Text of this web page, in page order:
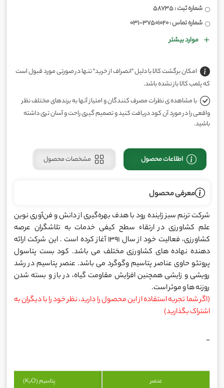
شماره ثبت : 58735
شماره تماس : 37501020-031
موارد بیشتر
امکان برگشت کالا با دلیل "انصراف از خرید" تنها در صورتی مورد قبول است
که پلمب کالا باز نشده باشد.
با مشاهده ی نظرات مصرف کنندگان و امتیاز آنها به برندهای مختلف نظر
واقعی را در مورد آن کود دریافت کنید و تصمیم گیری راحت و آسان تری داشته
باشید.
اطلاعات محصول مشخصات محصول
معرفی محصول
شرکت ترنم سبز زاینده‌ رود با هدف بهره‌گیری از دانش و فن‌آوری نوین
علم کشاورزی در ارتقاء سطح کیفی خدمات به تلاشگران عرصه
کشاورزی، فعالیت خود از سال 1391 آغاز کرده است . این شرکت ارائه
دهنده نهاده های کشاورزی مختلف می باشد. کود بست پتاسول
پروتئو حاوی عناصر پتاسیم وگوگرد می باشد. عنصر پتاسیم در رشد
رویشی و زایشی همچنین افزایش مقاومت گیاه، در باز و بسته شدن
روزنه ها و موثر است.
(اگر شما تجربه استفاده از این محصول را دارید، نظر خود را با دیگران به
اشتراک بگذارید)
-
عنصر پتاسیم (K 2O)